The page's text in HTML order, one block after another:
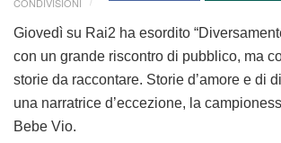
Giovedì su Rai2 ha esordito
con un grande riscontro di pubblico, ma
storie da raccontare. Storie d’amore e di
una narratrice d’eccezione, la
Bebe Vio.